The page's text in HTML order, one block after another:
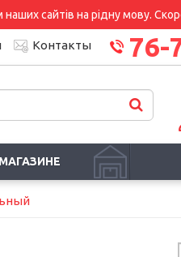
сайтів на рідну мову. Скоро
Контакты 76-